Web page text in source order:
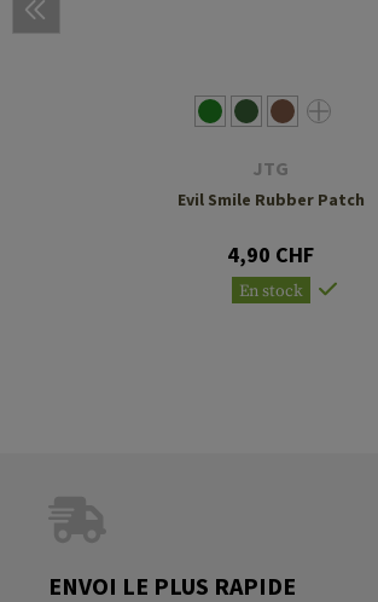
JTG
Evil Smile Rubber Patch
4,90 CHF
En stock
ENVOI LE PLUS RAPIDE